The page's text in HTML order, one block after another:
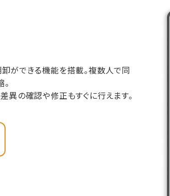
ができる機能を搭載。複数人で同
異の確認や修正もすぐに行えます。